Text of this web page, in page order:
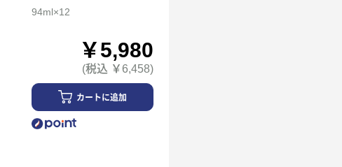
94ml×12
￥5,980
(税込 ￥6,458)
カートに追加